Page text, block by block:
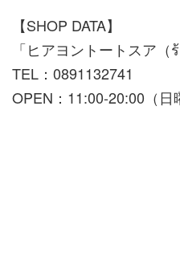
【SHOP DATA】
「ヒアヨントートスア（
TEL：0891132741
OPEN：11:00-20:00（日